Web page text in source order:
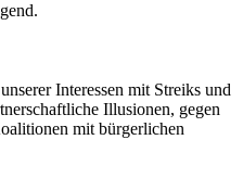
Interessen mit Streiks und
Illusionen, gegen
mit bürgerlichen